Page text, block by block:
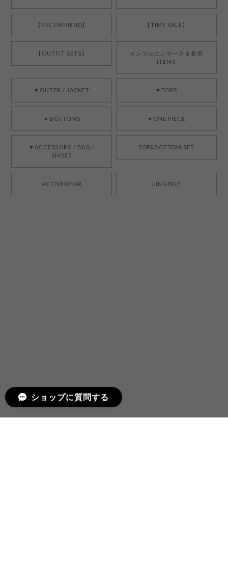
【RECOMMEND】 【TIME SALE】
【OUTFIT SETS】
インフルエンサーさま着用
ITEMS
▼OUTER / JACKET ▼TOPS
▼BOTTOMS ▼ONE PIECE
▼ACCESSORY / BAG /
SHOES
TOP&BOTTOM SET
ACTIVEWEAR LINGERIE
ショップに質問する